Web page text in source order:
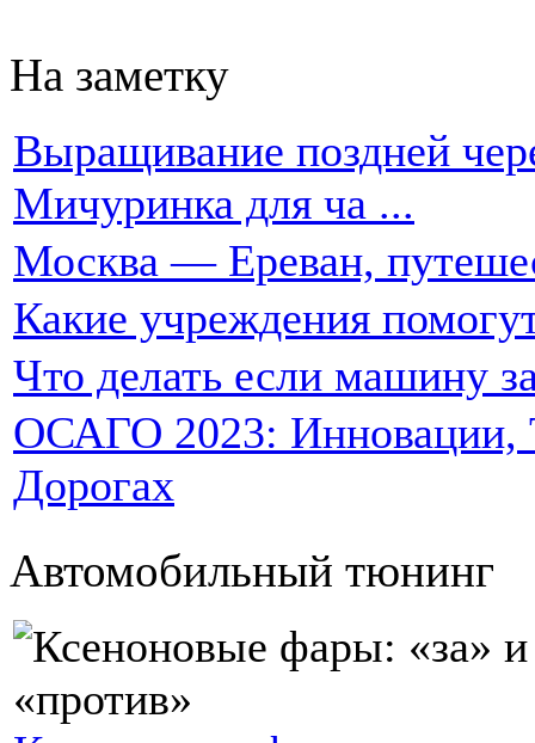
На заметку
Выращивание поздней
Мичуринка для ча ...
Москва — Ереван,
Какие учреждения
Что делать если машину
ОСАГО 2023: Инновации,
Дорогах
Автомобильный тюнинг